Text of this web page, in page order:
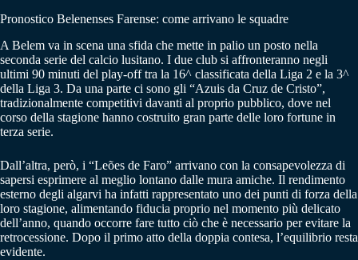
Pronostico Belenenses Farense: come arrivano le squadre
A Belem va in scena una sfida che mette in palio un posto nella
seconda serie del calcio lusitano. I due club si affronteranno negli
ultimi 90 minuti del play-off tra la 16^ classificata della Liga 2 e la 3^
della Liga 3. Da una parte ci sono gli “Azuis da Cruz de Cristo”,
tradizionalmente competitivi davanti al proprio pubblico, dove nel
corso della stagione hanno costruito gran parte delle loro fortune in
terza serie.
Dall’altra, però, i “Leões de Faro” arrivano con la consapevolezza di
sapersi esprimere al meglio lontano dalle mura amiche. Il rendimento
esterno degli algarvi ha infatti rappresentato uno dei punti di forza della
loro stagione, alimentando fiducia proprio nel momento più delicato
dell’anno, quando occorre fare tutto ciò che è necessario per evitare la
retrocessione. Dopo il primo atto della doppia contesa, l’equilibrio resta
evidente.